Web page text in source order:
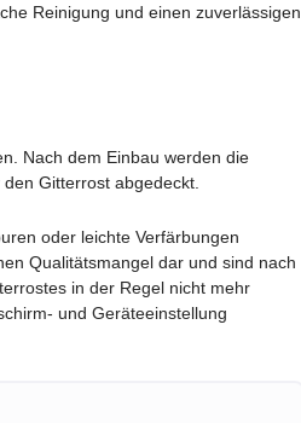
Reinigung und einen zuverlässigen
Nach dem Einbau werden die
Gitterrost abgedeckt.
oder leichte Verfärbungen
Qualitätsmangel dar und sind nach
in der Regel nicht mehr
und Geräteeinstellung